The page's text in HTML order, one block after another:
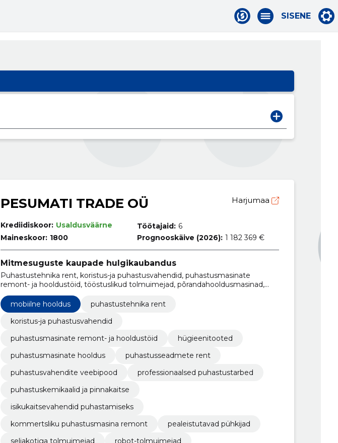
SISENE
PESUMATI TRADE OÜ Harjumaa
Krediidiskoor: Usaldusväärne
Maineskoor: 1800
Töötajaid: 6
Prognooskäive (2026): 1 182 369 €
Mitmesuguste kaupade hulgikaubandus
Puhastustehnika rent, koristus-ja puhastusvahendid, puhastusmasinate
remont- ja hooldustöid, tööstuslikud tolmuimejad, põrandahooldusmasinad,
hügieenitooted, puhastusmasinate hooldus, puhastusseadmete rent,
puhastusvahendite veebipood, professionaalsed puhastustarbed
mobiilne hooldus
puhastustehnika rent
koristus-ja puhastusvahendid
puhastusmasinate remont- ja hooldustöid
hügieenitooted
puhastusmasinate hooldus
puhastusseadmete rent
puhastusvahendite veebipood
professionaalsed puhastustarbed
puhastuskemikaalid ja pinnakaitse
isikukaitsevahendid puhastamiseks
kommertsliku puhastusmasina remont
pealeistutavad pühkijad
seljakotiga tolmuimejad
robot-tolmuimejad